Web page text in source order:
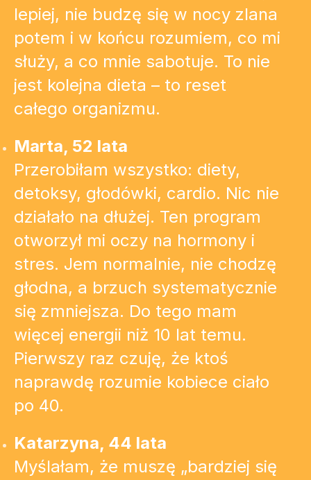
lepiej, nie budzę się w nocy zlana
potem i w końcu rozumiem, co mi
służy, a co mnie sabotuje. To nie
jest kolejna dieta – to reset
całego organizmu.
Marta, 52 lata
Przerobiłam wszystko: diety,
detoksy, głodówki, cardio. Nic nie
działało na dłużej. Ten program
otworzył mi oczy na hormony i
stres. Jem normalnie, nie chodzę
głodna, a brzuch systematycznie
się zmniejsza. Do tego mam
więcej energii niż 10 lat temu.
Pierwszy raz czuję, że ktoś
naprawdę rozumie kobiece ciało
po 40.
Katarzyna, 44 lata
Myślałam, że muszę „bardziej się